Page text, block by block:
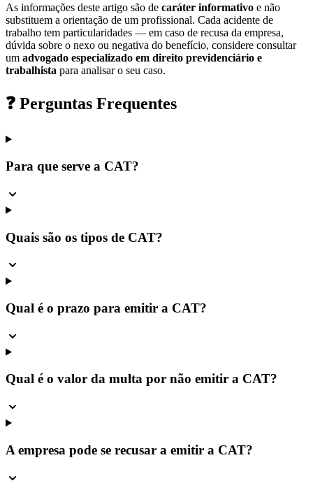
As informações deste artigo são de caráter informativo e não
substituem a orientação de um profissional. Cada acidente de
trabalho tem particularidades — em caso de recusa da empresa,
dúvida sobre o nexo ou negativa do benefício, considere consultar
um advogado especializado em direito previdenciário e
trabalhista para analisar o seu caso.
❓ Perguntas Frequentes
Para que serve a CAT?
Quais são os tipos de CAT?
Qual é o prazo para emitir a CAT?
Qual é o valor da multa por não emitir a CAT?
A empresa pode se recusar a emitir a CAT?